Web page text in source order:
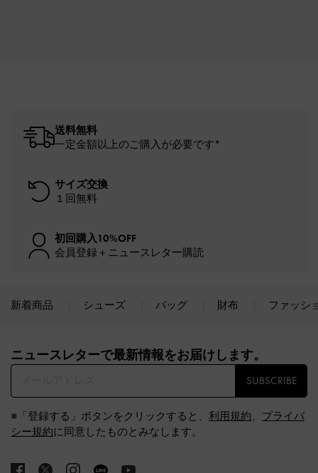
送料無料
一定金額以上のご購入が必要です*
サイズ交換
１回無料
初回購入10%OFF
会員登録＋ニュースレター購読
新着商品 シューズ バッグ 財布 ファッシ
ニュースレターで最新情報をお届けします。​
SUBSCRIBE
※「登録する」ボタンをクリックすると、 利用規約、 プライバ
シー規約に同意したものとみなします。